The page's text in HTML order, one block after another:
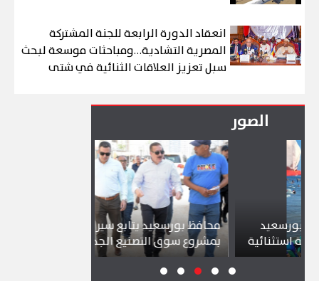
انعقاد الدورة الرابعة للجنة المشتركة
المصرية التشادية…ومباحثات موسعة لبحث
سبل تعزيز العلاقات الثنائية في شتى
الصور
محافظ بورسعيد يتابع سير العمل
بمشروع سوق التصنيع الجديد